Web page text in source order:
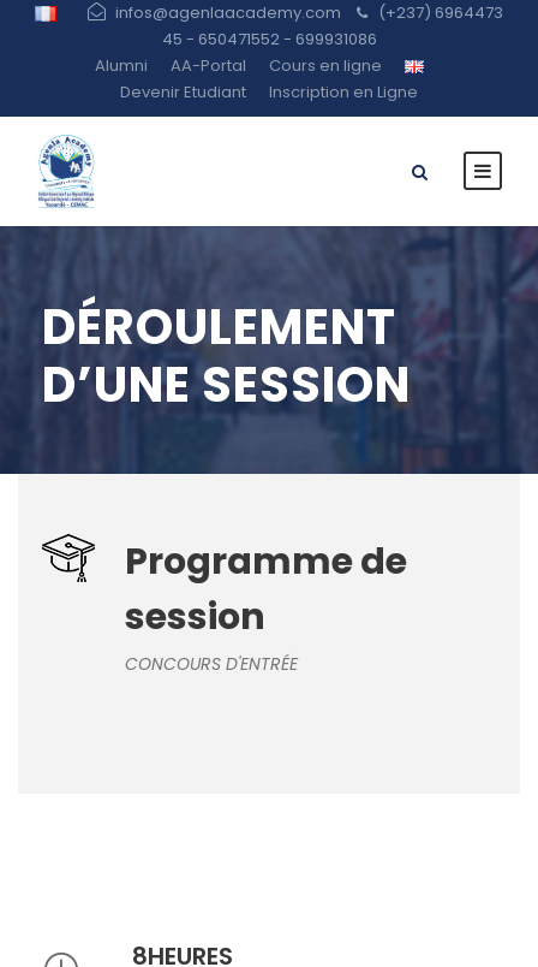
infos@agenlaacademy.com
(+237) 6964473
45 - 650471552 - 699931086
Alumni
AA-Portal
Cours en ligne
Devenir Etudiant
Inscription en Ligne
DÉROULEMENT
D’UNE SESSION
Programme de
session
CONCOURS D'ENTRÉE
8HEURES